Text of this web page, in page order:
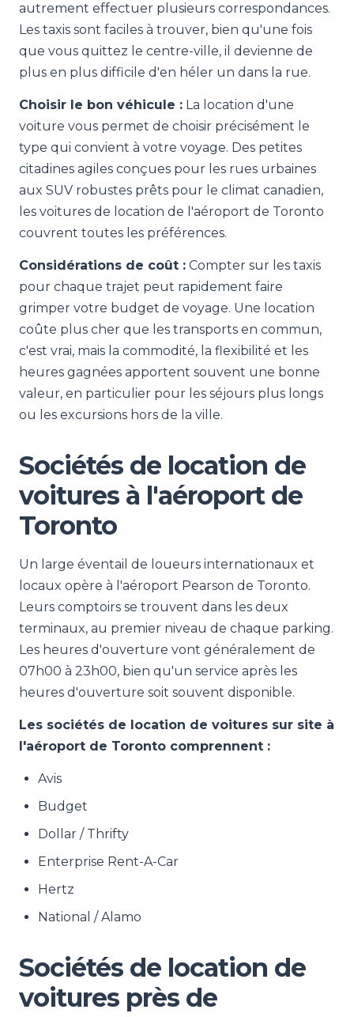
autrement effectuer plusieurs correspondances.
Les taxis sont faciles à trouver, bien qu'une fois
que vous quittez le centre-ville, il devienne de
plus en plus difficile d'en héler un dans la rue.
Choisir le bon véhicule : La location d'une
voiture vous permet de choisir précisément le
type qui convient à votre voyage. Des petites
citadines agiles conçues pour les rues urbaines
aux SUV robustes prêts pour le climat canadien,
les voitures de location de l'aéroport de Toronto
couvrent toutes les préférences.
Considérations de coût : Compter sur les taxis
pour chaque trajet peut rapidement faire
grimper votre budget de voyage. Une location
coûte plus cher que les transports en commun,
c'est vrai, mais la commodité, la flexibilité et les
heures gagnées apportent souvent une bonne
valeur, en particulier pour les séjours plus longs
ou les excursions hors de la ville.
Sociétés de location de
voitures à l'aéroport de
Toronto
Un large éventail de loueurs internationaux et
locaux opère à l'aéroport Pearson de Toronto.
Leurs comptoirs se trouvent dans les deux
terminaux, au premier niveau de chaque parking.
Les heures d'ouverture vont généralement de
07h00 à 23h00, bien qu'un service après les
heures d'ouverture soit souvent disponible.
Les sociétés de location de voitures sur site à
l'aéroport de Toronto comprennent :
Avis
Budget
Dollar / Thrifty
Enterprise Rent-A-Car
Hertz
National / Alamo
Sociétés de location de
voitures près de